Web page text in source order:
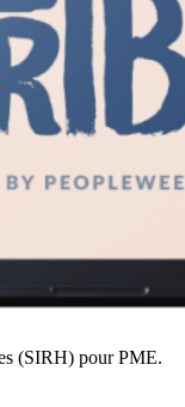
(SIRH) pour PME.